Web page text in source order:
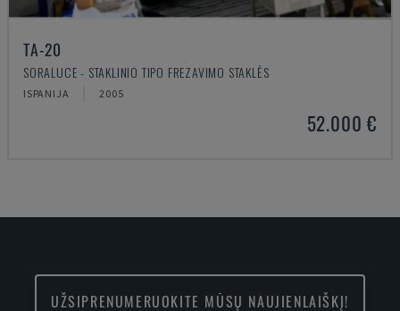
TA-20
SORALUCE - STAKLINIO TIPO FREZAVIMO STAKLĖS
ISPANIJA 2005
52.000 €
UŽSIPRENUMERUOKITE MŪSŲ NAUJIENLAIŠKĮ!